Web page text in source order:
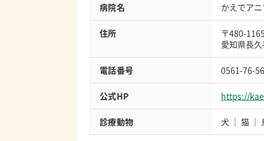
病院名 かえでア
住所
〒480-
愛知県長
電話番号 0561-76-
公式HP https://
診療動物 犬 猫